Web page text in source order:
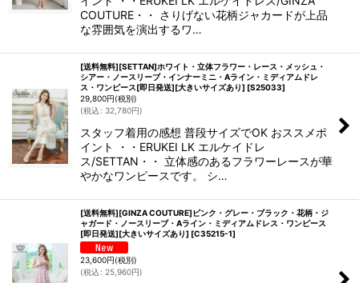
COUTURE・・ さりげない花柄ジャカードが上品
な雰囲気を演出するワ…
[送料無料][SETTAN]ホワイト・立体フラワー・レース・メッシュ・
シアー・ノースリーブ・インナーミニ・Aライン・ミディアムドレ
ス・ワンピース[即日発送][大きいサイズあり] [S25033]
29,800円(税別)
(税込 : 32,780円)
スタッフ着用の感想 普段サイズでOK おススメポ
イント ・・ERUKEI LK エルケイドレ
ス/SETTAN・・ 立体感のあるフラワーレースが華
やかなワンピースです。 シ…
[送料無料][GINZA COUTURE]ピンク・グレー・ブラック・花柄・ジ
ャガード・ノースリーブ・Aライン・ミディアムドレス・ワンピース
[即日発送][大きいサイズあり] [C35215-1]
23,600円(税別)
(税込 : 25,960円)